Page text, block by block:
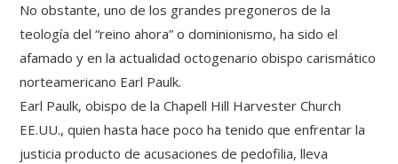
No obstante, uno de los grandes pregoneros de la
teología del “reino ahora” o dominionismo, ha sido el
afamado y en la actualidad octogenario obispo carismático
norteamericano Earl Paulk.
Earl Paulk, obispo de la Chapell Hill Harvester Church
EE.UU., quien hasta hace poco ha tenido que enfrentar la
justicia producto de acusaciones de pedofilia, lleva